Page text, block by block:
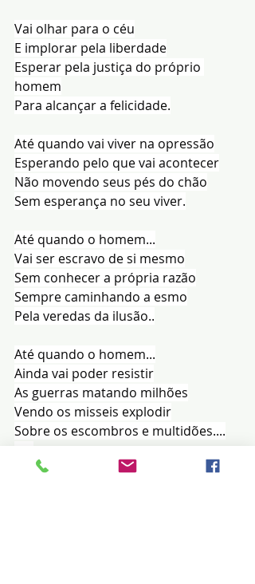
Vai olhar para o céu
E implorar pela liberdade
Esperar pela justiça do próprio
homem
Para alcançar a felicidade.
Até quando vai viver na opressão
Esperando pelo que vai acontecer
Não movendo seus pés do chão
Sem esperança no seu viver.
Até quando o homem...
Vai ser escravo de si mesmo
Sem conhecer a própria razão
Sempre caminhando a esmo
Pela veredas da ilusão..
Até quando o homem...
Ainda vai poder resistir
As guerras matando milhões
Vendo os misseis explodir
Sobre os escombros e multidões....
Gerson Camargo